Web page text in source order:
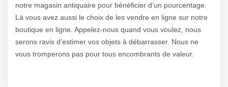
notre magasin antiquaire pour bénéficier d’un pourcentage.
Là vous avez aussi le choix de les vendre en ligne sur notre
boutique en ligne. Appelez-nous quand vous voulez, nous
serons ravis d’estimer vos objets à débarrasser. Nous ne
vous tromperons pas pour tous encombrants de valeur.